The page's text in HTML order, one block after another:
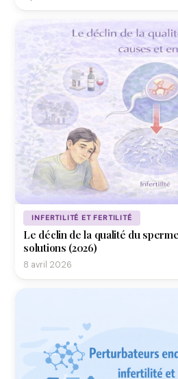
INFERTILITÉ ET FERTILITÉ
Le déclin de la qualité du
solutions (2026)
8 avril 2026